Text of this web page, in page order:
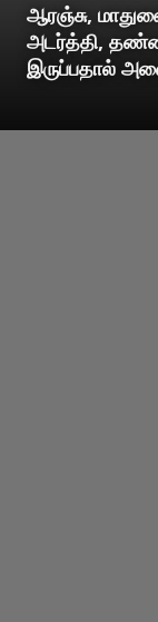
ஆரஞ்சு,
அடர்த்தி,
இருப்பதால்